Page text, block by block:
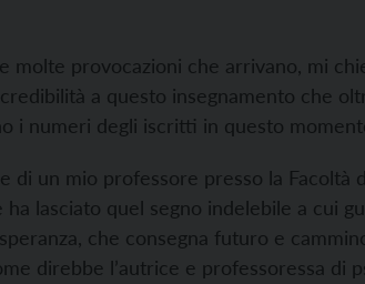
molte provocazioni che arrivano, mi
a questo insegnamento che
i numeri degli iscritti in questo
di un mio professore presso la Facoltà
lasciato quel segno indelebile a cui
che consegna futuro e
direbbe l’autrice e professoressa di